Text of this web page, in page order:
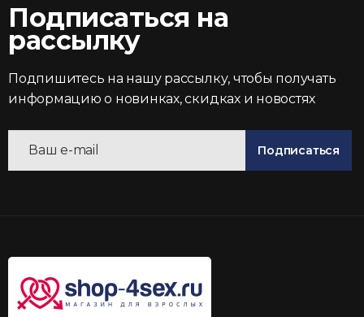
Подписаться на
рассылку
Подпишитесь на нашу рассылку, чтобы получать
информацию о новинках, скидках и новостях
Подписаться